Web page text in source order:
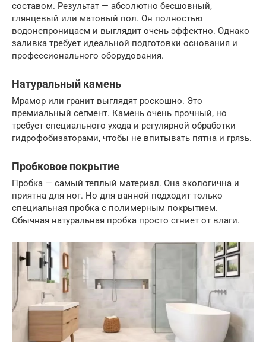
составом. Результат — абсолютно бесшовный,
глянцевый или матовый пол. Он полностью
водонепроницаем и выглядит очень эффектно. Однако
заливка требует идеальной подготовки основания и
профессионального оборудования.
Натуральный камень
Мрамор или гранит выглядят роскошно. Это
премиальный сегмент. Камень очень прочный, но
требует специального ухода и регулярной обработки
гидрофобизаторами, чтобы не впитывать пятна и грязь.
Пробковое покрытие
Пробка — самый теплый материал. Она экологична и
приятна для ног. Но для ванной подходит только
специальная пробка с полимерным покрытием.
Обычная натуральная пробка просто сгниет от влаги.